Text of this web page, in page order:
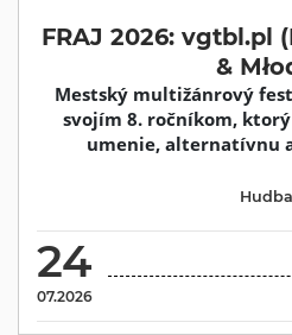
FRAJ 2026: vgtbl.pl
&
Mestský multižánrový
svojím 8. ročníkom,
umenie, alternatívnu
24
07.2026
Hudba